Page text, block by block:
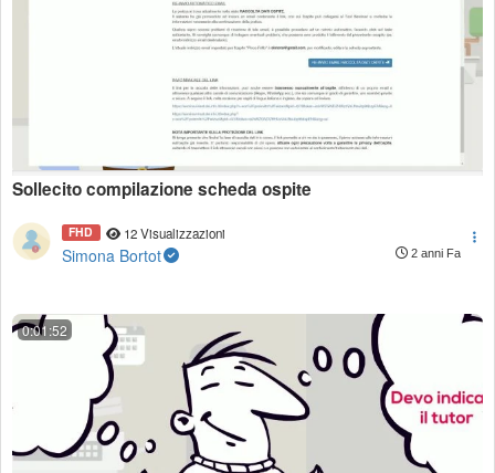
Sollecito compilazione scheda ospite
FHD 12 Visualizzazioni
Simona Bortot 2 anni Fa
0:01:52